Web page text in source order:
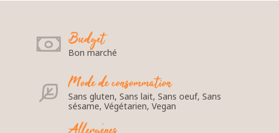
Budget
Bon marché
Mode de consommation
Sans gluten, Sans lait, Sans oeuf, Sans
sésame, Végétarien, Vegan